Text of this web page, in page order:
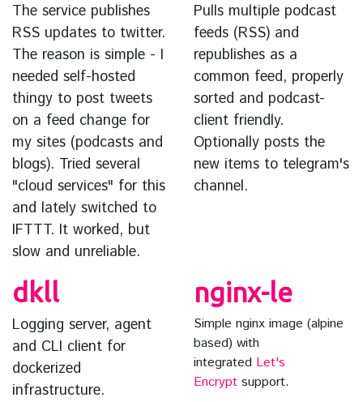
The service publishes
RSS updates to twitter.
The reason is simple - I
needed self-hosted
thingy to post tweets
on a feed change for
my sites (podcasts and
blogs). Tried several
"cloud services" for this
and lately switched to
IFTTT. It worked, but
slow and unreliable.
Pulls multiple podcast
feeds (RSS) and
republishes as a
common feed, properly
sorted and podcast-
client friendly.
Optionally posts the
new items to telegram's
channel.
dkll
Logging server, agent
and CLI client for
dockerized
infrastructure.
nginx-le
Simple nginx image (alpine
based) with
integrated Let's
Encrypt support.